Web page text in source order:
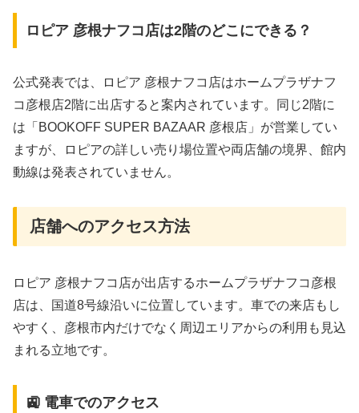
ロピア 彦根ナフコ店は2階のどこにできる？
公式発表では、ロピア 彦根ナフコ店はホームプラザナフ
コ彦根店2階に出店すると案内されています。同じ2階に
は「BOOKOFF SUPER BAZAAR 彦根店」が営業してい
ますが、ロピアの詳しい売り場位置や両店舗の境界、館内
動線は発表されていません。
店舗へのアクセス方法
ロピア 彦根ナフコ店が出店するホームプラザナフコ彦根
店は、国道8号線沿いに位置しています。車での来店もし
やすく、彦根市内だけでなく周辺エリアからの利用も見込
まれる立地です。
🚉 電車でのアクセス